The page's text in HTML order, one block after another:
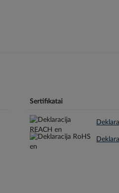
Sertifikatai